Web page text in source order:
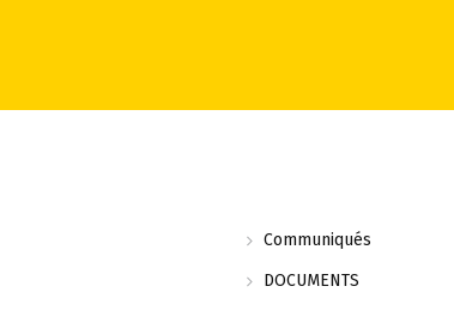
Communiqués
DOCUMENTS